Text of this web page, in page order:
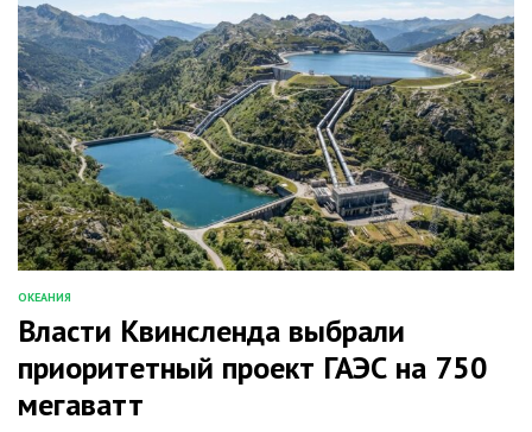
ОПУБЛИКОВАНО
В
ОКЕАНИЯ
Власти Квинсленда выбрали
приоритетный проект ГАЭС на 750
мегаватт